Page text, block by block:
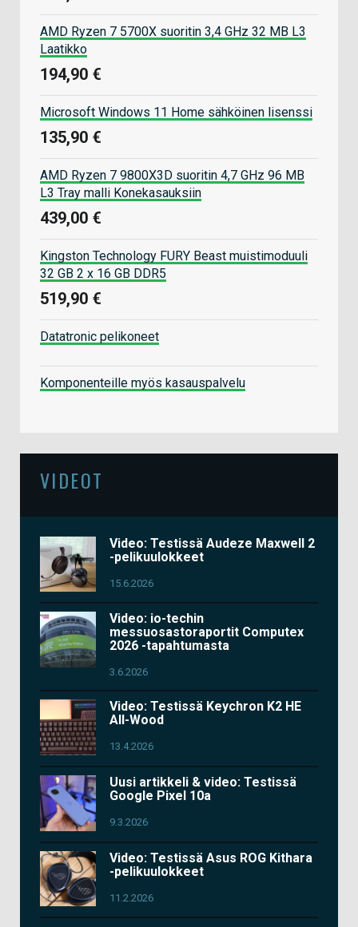
AMD Ryzen 7 5700X suoritin 3,4 GHz 32 MB L3
Laatikko
194,90 €
Microsoft Windows 11 Home sähköinen lisenssi
135,90 €
AMD Ryzen 7 9800X3D suoritin 4,7 GHz 96 MB
L3 Tray malli Konekasauksiin
439,00 €
Kingston Technology FURY Beast muistimoduuli
32 GB 2 x 16 GB DDR5
519,90 €
Datatronic pelikoneet
Komponenteille myös kasauspalvelu
VIDEOT
Video: Testissä Audeze Maxwell 2
-pelikuulokkeet
15.6.2026
Video: io-techin
messuosastoraportit Computex
2026 -tapahtumasta
3.6.2026
Video: Testissä Keychron K2 HE
All-Wood
13.4.2026
Uusi artikkeli & video: Testissä
Google Pixel 10a
9.3.2026
Video: Testissä Asus ROG Kithara
-pelikuulokkeet
11.2.2026